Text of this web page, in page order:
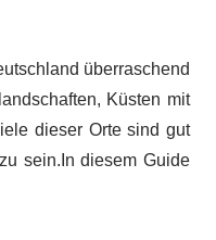
überraschend
Küsten mit
dieser Orte sind gut
sein.In diesem Guide